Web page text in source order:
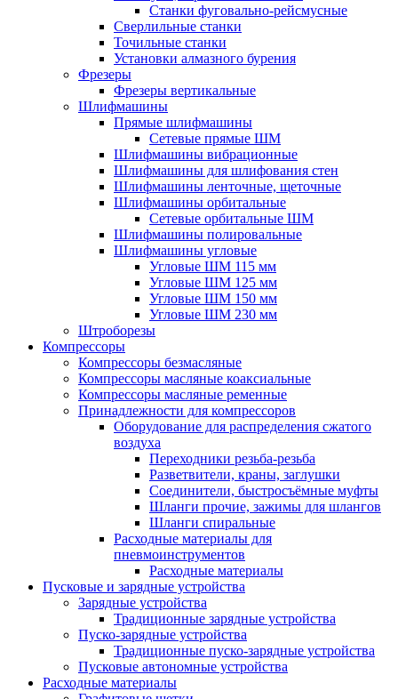
Станки фуговально-рейсмусные
Сверлильные станки
Точильные станки
Установки алмазного бурения
Фрезеры
Фрезеры вертикальные
Шлифмашины
Прямые шлифмашины
Сетевые прямые ШМ
Шлифмашины вибрационные
Шлифмашины для шлифования стен
Шлифмашины ленточные, щеточные
Шлифмашины орбитальные
Сетевые орбитальные ШМ
Шлифмашины полировальные
Шлифмашины угловые
Угловые ШМ 115 мм
Угловые ШМ 125 мм
Угловые ШМ 150 мм
Угловые ШМ 230 мм
Штроборезы
Компрессоры
Компрессоры безмасляные
Компрессоры масляные коаксиальные
Компрессоры масляные ременные
Принадлежности для компрессоров
Оборудование для распределения сжатого
воздуха
Переходники резьба-резьба
Разветвители, краны, заглушки
Соединители, быстросъёмные муфты
Шланги прочие, зажимы для шлангов
Шланги спиральные
Расходные материалы для
пневмоинструментов
Расходные материалы
Пусковые и зарядные устройства
Зарядные устройства
Традиционные зарядные устройства
Пуско-зарядные устройства
Традиционные пуско-зарядные устройства
Пусковые автономные устройства
Расходные материалы